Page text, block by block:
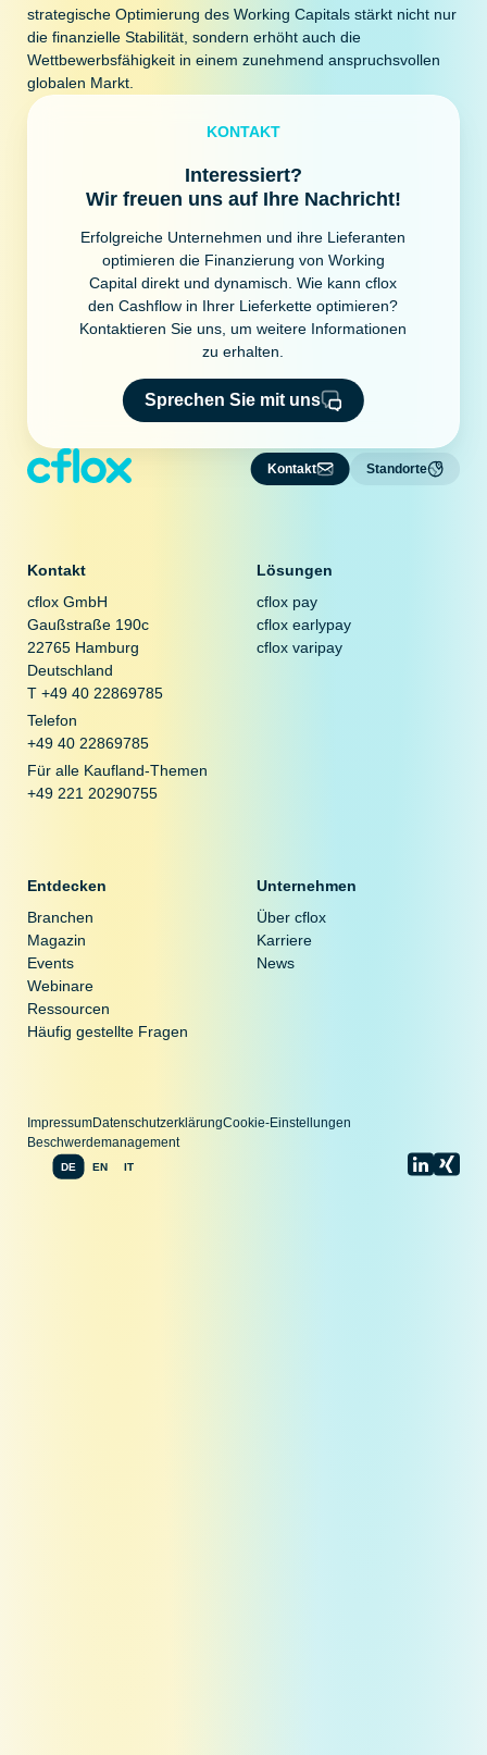
strategische Optimierung des Working Capitals stärkt nicht nur
die finanzielle Stabilität, sondern erhöht auch die
Wettbewerbsfähigkeit in einem zunehmend anspruchsvollen
globalen Markt.
KONTAKT
Interessiert?
Wir freuen uns auf Ihre Nachricht!
Erfolgreiche Unternehmen und ihre Lieferanten
optimieren die Finanzierung von Working
Capital direkt und dynamisch. Wie kann cflox
den Cashflow in Ihrer Lieferkette optimieren?
Kontaktieren Sie uns, um weitere Informationen
zu erhalten.
Sprechen Sie mit uns
Kontakt Standorte
Kontakt
cflox GmbH
Gaußstraße 190c
22765 Hamburg
Deutschland
T +49 40 22869785
Telefon
+49 40 22869785
Für alle Kaufland-Themen
+49 221 20290755
Lösungen
cflox pay
cflox earlypay
cflox varipay
Entdecken
Branchen
Magazin
Events
Webinare
Ressourcen
Häufig gestellte Fragen
Unternehmen
Über cflox
Karriere
News
DE EN IT
ImpressumDatenschutzerklärungCookie-Einstellungen
Beschwerdemanagement